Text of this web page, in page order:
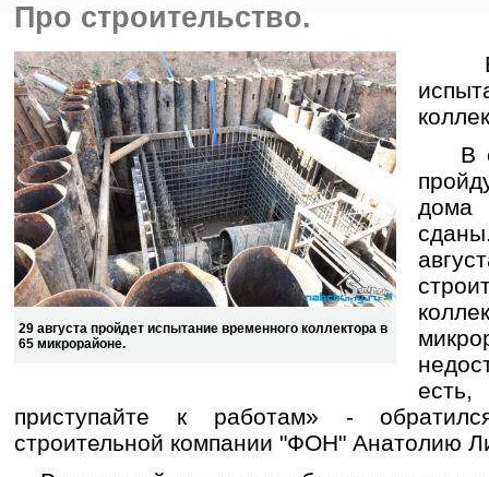
Про строительство.
29 августа пройдет испытание временного коллектора в
65 микрорайоне.
В
В
дома
приступайте к работам» -
строительной компании "ФОН" Анатолию